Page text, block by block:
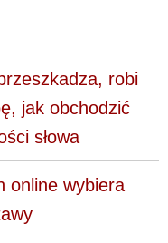
robi
jak obchodzić
słowa
online wybiera